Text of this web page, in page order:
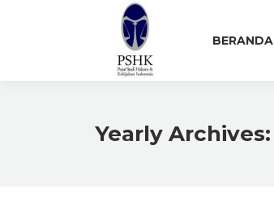
BERANDA
Yearly Archives: